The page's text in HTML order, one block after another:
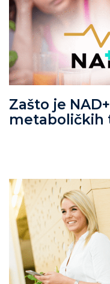
Zašto je
metaboličkih